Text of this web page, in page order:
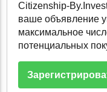
Citizenship-
ваше объявление
максимальное
потенциальных